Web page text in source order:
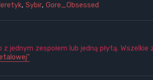
, Sybir, Gore_Obsessed
jednym zespołem lub jedną płytą.